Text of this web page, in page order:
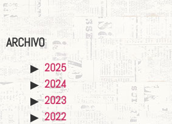
ARCHIVO
2025
2024
2023
2022